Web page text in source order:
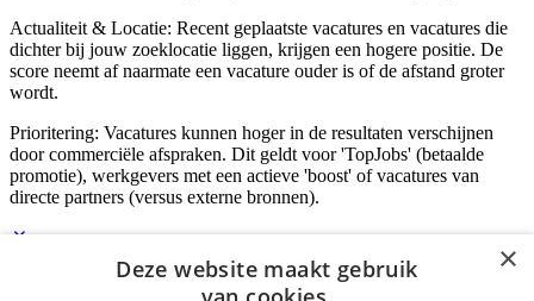
Actualiteit & Locatie: Recent geplaatste vacatures en vacatures die
dichter bij jouw zoeklocatie liggen, krijgen een hogere positie. De
score neemt af naarmate een vacature ouder is of de afstand groter
wordt.
Prioritering: Vacatures kunnen hoger in de resultaten verschijnen
door commerciële afspraken. Dit geldt voor 'TopJobs' (betaalde
promotie), werkgevers met een actieve 'boost' of vacatures van
directe partners (versus externe bronnen).
×
Deze website maakt gebruik